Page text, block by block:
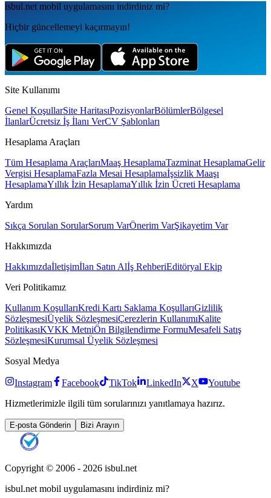
isbul.net mobil uygulamаsını indirdiniz mi?
Hiçbir güncellemeyi kaçırmayın!
Site Kullanımı
Genel KoşullarSite HaritasıPozisyonlarBölümlerBölgesel
İlanlarÜcretsiz İş İlanı VerCV Şablonları
Hesaplama Araçları
Tüm Hesaplama AraçlarıMaaş HesaplamaTazminat HesaplamaGelir
Vergisi HesaplamaFazla Mesai Hesaplamaİşsizlik Maaşı
HesaplamaYıllık İzin HesaplamaYıllık İzin Ücreti Hesaplama
Yardım
Sıkça Sorulan SorularSorum VarÖnerim VarŞikayetim Var
Hakkımızda
Hakkımızdaİletişimİlan Satın Alİş RehberiEditöryal Ekip
Veri Politikamız
Kullanım KoşullarıKredi Kartı Saklama KoşullarıGizlilik
SözleşmesiÜyelik SözleşmesiÇerezlerin KullanımıKalite
PolitikasıKVKK MetniÖn Bilgilendirme FormuMesafeli Satış
SözleşmesiKurumsal Üyelik Sözleşmesi
Sosyal Medya
Instagram Facebook TikTok LinkedIn X
Youtube
Hizmetlerimizle ilgili tüm sorularınızı yanıtlamaya hazırız.
E-posta Gönderin Bizi Arayın
Copyright © 2006 - 2026 isbul.net
isbul.net mobil uygulamasını indirdiniz mi?